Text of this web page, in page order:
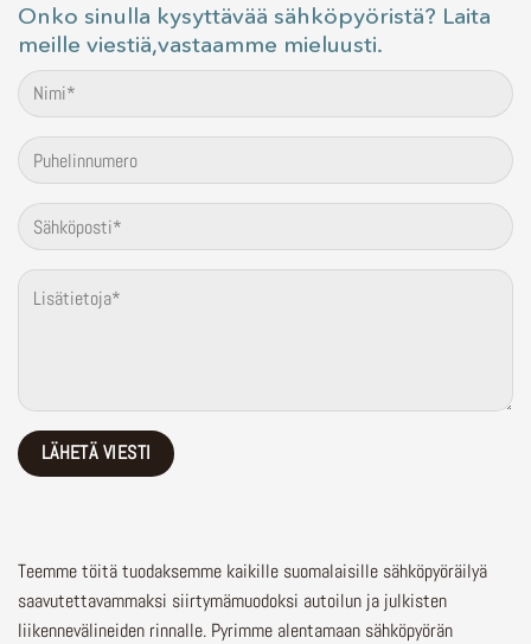
Onko sinulla kysyttävää sähköpyöristä? Laita
meille viestiä,vastaamme mieluusti.
Teemme töitä tuodaksemme kaikille suomalaisille sähköpyöräilyä
saavutettavammaksi siirtymämuodoksi autoilun ja julkisten
liikennevälineiden rinnalle. Pyrimme alentamaan sähköpyörän